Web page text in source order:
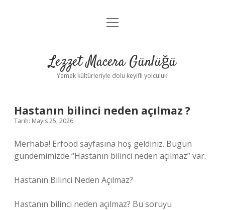
Anasayfa
Yasal Uyarı
menüyü
Lezzet Macera Günlüğü
Yemek kültürleriyle dolu keyifli yolculuk!
Hastanın bilinci neden açılmaz ?
Tarih: Mayıs 25, 2026
Merhaba! Erfood sayfasına hoş geldiniz. Bugün
gündemimizde “Hastanın bilinci neden açılmaz” var.
Hastanın Bilinci Neden Açılmaz?
Hastanın bilinci neden açılmaz? Bu soruyu